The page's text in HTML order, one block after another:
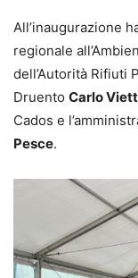
All’inaugurazione
regionale
dell’Autorità Rifiuti
Druento Carlo
Cados e
Pesce.